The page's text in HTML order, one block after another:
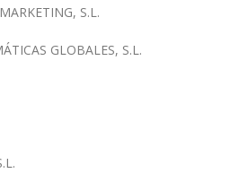
S.L.
GLOBALES, S.L.